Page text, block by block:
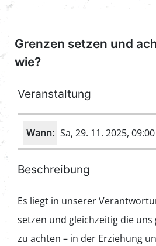
Grenzen setzen und
wie?
Veranstaltung
Wann: Sa, 29. 11. 2025, 09:00
Beschreibung
Es liegt in unserer
setzen und gleichzeitig die uns
zu achten – in der Erziehung